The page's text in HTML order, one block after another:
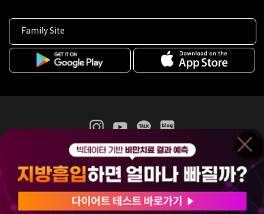
Family Site
365mc 병·의원 이용약관
홈페이지 이용약관
비급여진료수가
(주)365mcㅣ서울특별시 서초구 서초대로52길 7, 3~4층(서초동, 제일빌딩)
120-87-04354ㅣ김남철
COPYRIGHT(C) 2025 365mc. ALL RIGHTS RESERVED.